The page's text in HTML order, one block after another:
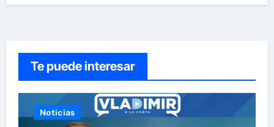
Te puede interesar
Noticias